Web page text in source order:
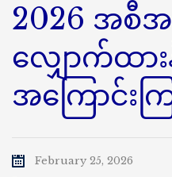
2026 အစီ
လျှောက်ထား
အကြောင်းကြ
February 25, 2026